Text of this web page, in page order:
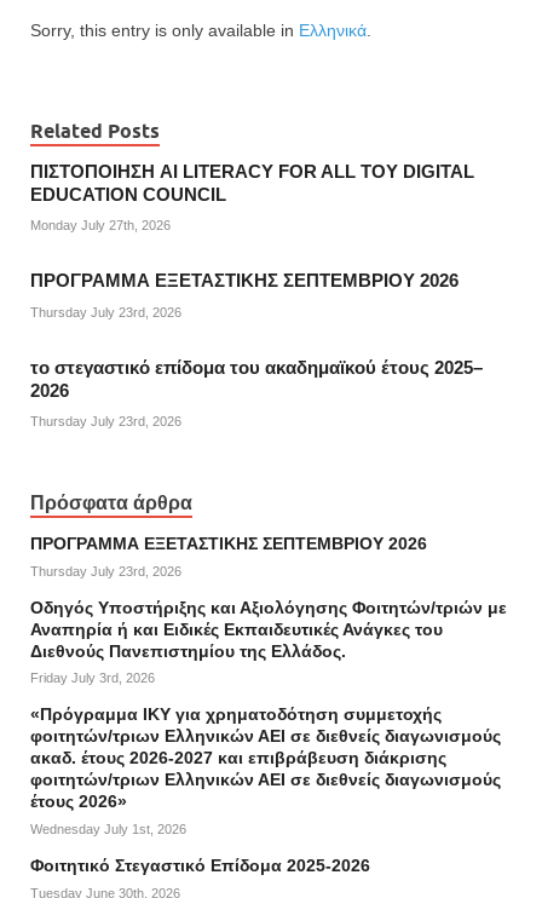
Sorry, this entry is only available in Ελληνικά
Related Posts
ΠΙΣΤΟΠΟΙΗΣΗ AI LITERACY FOR ALL ΤΟΥ DIGITAL
EDUCATION COUNCIL
Monday July 27th, 2026
ΠΡΟΓΡΑΜΜΑ ΕΞΕΤΑΣΤΙΚΗΣ ΣΕΠΤΕΜΒΡΙΟΥ 2026
Thursday July 23rd, 2026
το στεγαστικό επίδομα του ακαδημαϊκού έτους 2025–
2026
Thursday July 23rd, 2026
Πρόσφατα άρθρα
ΠΡΟΓΡΑΜΜΑ ΕΞΕΤΑΣΤΙΚΗΣ ΣΕΠΤΕΜΒΡΙΟΥ 2026
Thursday July 23rd, 2026
Οδηγός Υποστήριξης και Αξιολόγησης Φοιτητών/τριών με
Αναπηρία ή και Ειδικές Εκπαιδευτικές Ανάγκες του
Διεθνούς Πανεπιστημίου της Ελλάδος.
Friday July 3rd, 2026
«Πρόγραμμα ΙΚΥ για χρηματοδότηση συμμετοχής
φοιτητών/τριων Ελληνικών ΑΕΙ σε διεθνείς διαγωνισμούς
ακαδ. έτους 2026-2027 και επιβράβευση διάκρισης
φοιτητών/τριων Ελληνικών ΑΕΙ σε διεθνείς διαγωνισμούς
έτους 2026»
Wednesday July 1st, 2026
Φοιτητικό Στεγαστικό Επίδομα 2025-2026
Tuesday June 30th, 2026